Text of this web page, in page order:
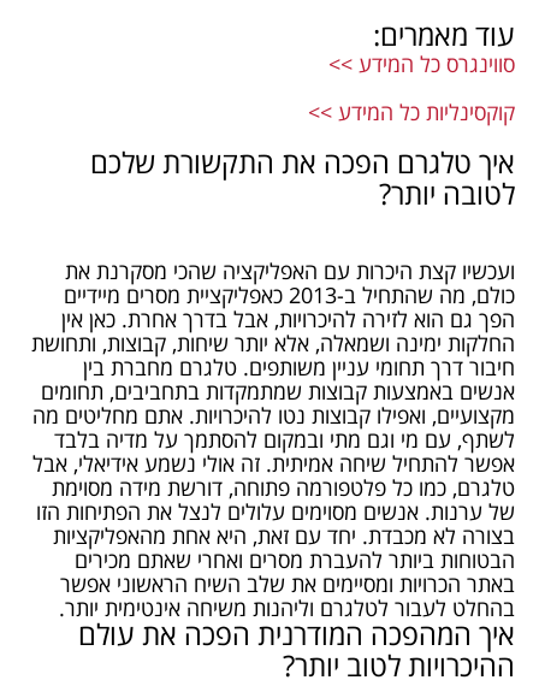
עוד מאמרים:
סווינגרס כל המידע >>
קוקסינליות כל המידע >>
איך טלגרם הפכה את התקשורת שלכם
לטובה יותר?
ועכשיו קצת היכרות עם האפליקציה שהכי מסקרנת את
כולם, מה שהתחיל ב-2013 כאפליקציית מסרים מיידיים
הפך גם הוא לזירה להיכרויות, אבל בדרך אחרת. כאן אין
החלקות ימינה ושמאלה, אלא יותר שיחות, קבוצות, ותחושת
חיבור דרך תחומי עניין משותפים. טלגרם מחברת בין
אנשים באמצעות קבוצות שמתמקדות בתחביבים, תחומים
מקצועיים, ואפילו קבוצות נטו להיכרויות. אתם מחליטים מה
לשתף, עם מי וגם מתי ובמקום להסתמך על מדיה בלבד
אפשר להתחיל שיחה אמיתית. זה אולי נשמע אידיאלי, אבל
טלגרם, כמו כל פלטפורמה פתוחה, דורשת מידה מסוימת
של ערנות. אנשים מסוימים עלולים לנצל את הפתיחות הזו
בצורה לא מכבדת. יחד עם זאת, היא אחת מהאפליקציות
הבטוחות ביותר להעברת מסרים ואחרי שאתם מכירים
באתר הכרויות ומסיימים את שלב השיח הראשוני אפשר
בהחלט לעבור לטלגרם וליהנות משיחה אינטימית יותר.
איך המהפכה המודרנית הפכה את עולם
ההיכרויות לטוב יותר?